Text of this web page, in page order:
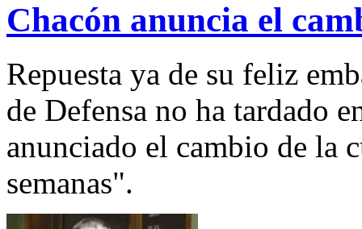
Chacón anuncia el
Repuesta ya de su feliz
de Defensa no ha tardado
anunciado el cambio de la
semanas".